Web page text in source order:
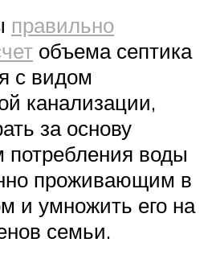
правильно
объема септика
с видом
канализации,
за основу
потребления воды
проживающим в
и умножить его на
семьи.